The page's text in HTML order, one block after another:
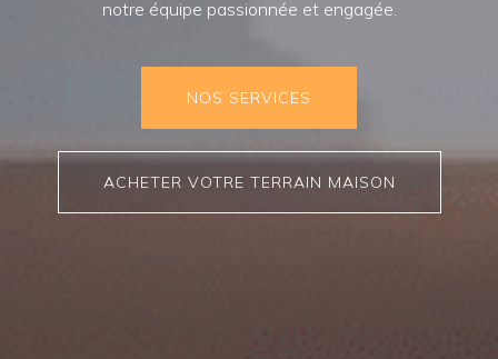
notre équipe passionnée et engagée.
NOS SERVICES
ACHETER VOTRE TERRAIN MAISON